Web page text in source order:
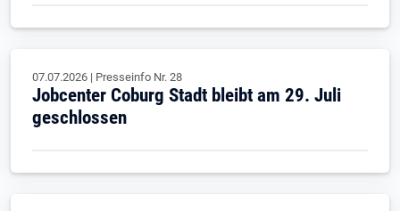
07.07.2026 | Presseinfo Nr. 28
Jobcenter Coburg Stadt bleibt am 29. Juli
geschlossen